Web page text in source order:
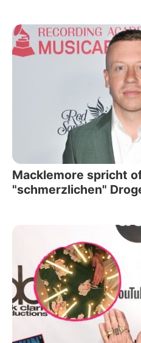
Macklemore spricht
"schmerzlichen"